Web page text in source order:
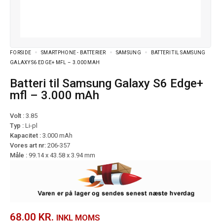
FORSIDE SMARTPHONE - BATTERIER SAMSUNG
BATTERI TIL SAMSUNG
GALAXY S6 EDGE+ MFL – 3.000 MAH
Batteri til Samsung Galaxy S6 Edge+
mfl – 3.000 mAh
Volt : 3.85
Typ : Li-pl
Kapacitet : 3.000 mAh
Vores art nr: 206-357
Måle : 99.14 x 43.58 x 3.94 mm
68.00 KR. INKL MOMS